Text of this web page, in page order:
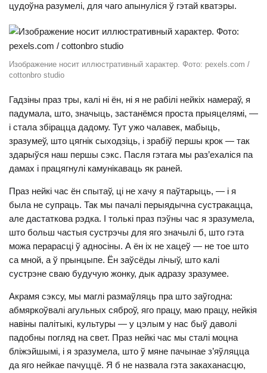
цудоўна разумелі, для чаго апынуліся ў гэтай кватэры.
Изображение носит иллюстративный характер. Фото: pexels.com /
cottonbro studio
Гадзіны праз тры, калі ні ён, ні я не рабілі нейкіх намераў, я
падумала, што, значыць, застанёмся проста прыяцелямі, —
і стала збірацца дадому. Тут ужо чалавек, мабыць,
зразумеў, што цягнік сыходзіць, і зрабіў першы крок — так
здарыўся наш першы сэкс. Пасля гэтага мы раз’ехаліся па
дамах і працягнулі камунікаваць як раней.
Праз нейкі час ён спытаў, ці не хачу я паўтарыць, — і я
была не супраць. Так мы пачалі перыядычна сустракацца,
але дастаткова рэдка. І толькі праз пэўны час я зразумела,
што больш частыя сустрэчы для яго значылі б, што гэта
можа перарасці ў адносіны. А ён іх не хацеў — не тое што
са мной, а ў прынцыпе. Ён заўсёды лічыў, што калі
сустрэне сваю будучую жонку, дык адразу зразумее.
Акрамя сэксу, мы маглі размаўляць пра што заўгодна:
абмяркоўвалі агульных сяброў, яго працу, маю працу, нейкія
навіны палітыкі, культуры — у цэлым у нас быў даволі
падобны погляд на свет. Праз нейкі час мы сталі моцна
бліжэйшымі, і я зразумела, што ў мяне пачынае з’яўляцца
да яго нейкае пачуццё. Я б не назвала гэта закаханасцю,